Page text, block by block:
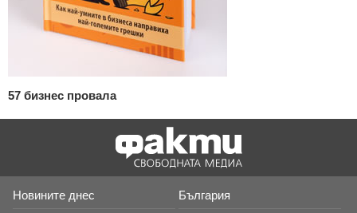
57 бизнес провала
Новините днес България